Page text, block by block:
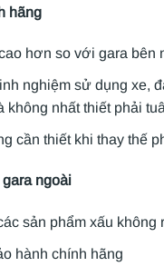
hãng
hơn so với gara bên
nghiệm sử dụng xe,
không nhất thiết phải
cần thiết khi thay thế
ngoài
sản phẩm xấu không
hành chính hãng